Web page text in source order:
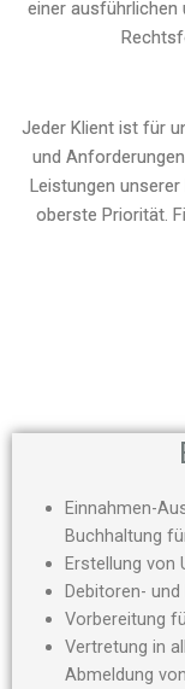
einer ausführlichen
Jeder Klient ist für
und
Leistungen
oberste Priorität.
Einnahmen-
Buchhaltung
Erstellung von
Debitoren-
Vorbereitung
Vertretung in
Abmeldung